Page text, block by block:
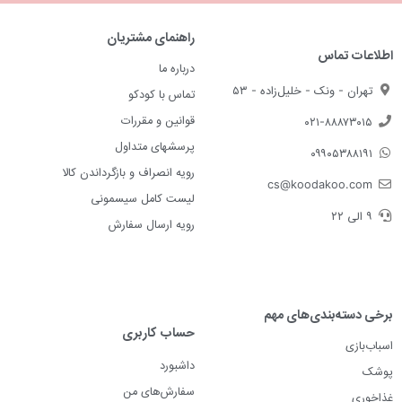
اطلاعات تماس
تهران - ونک - خلیل‌زاده - ۵۳
۰۲۱-۸۸۸۷۳۰۱۵
۰۹۹۰۵۳۸۸۱۹۱
cs@koodakoo.com
۹ الی ۲۲
راهنمای مشتریان
درباره ما
تماس با کودکو
قوانین و مقررات
پرسشهای متداول
رویه انصراف و بازگرداندن کالا
لیست کامل سیسمونی
رویه ارسال سفارش
برخی دسته‌بندی‌های مهم
اسباب‌بازی
پوشک
حساب کاربری
داشبورد
سفارش‌های من